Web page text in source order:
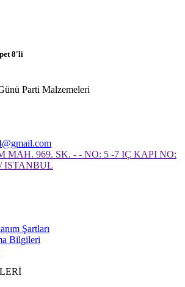
8'li
MAH. 969. SK. - - NO: 5 -7 IÇ KAPI NO:
ISTANBUL
Şartları
Bilgileri